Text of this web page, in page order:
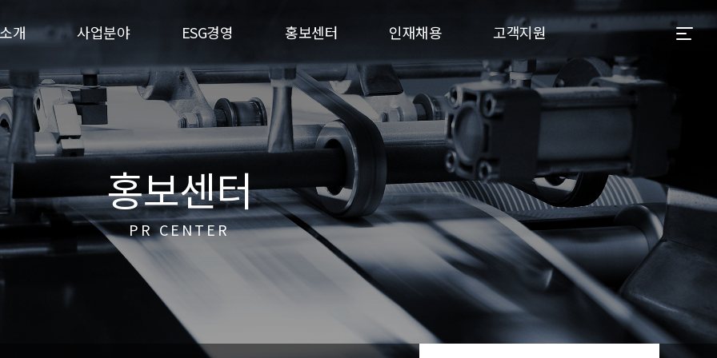
개 사업분야 ESG경영 홍보센터 인재채용 고객지원
홍보센터
PR CENTER